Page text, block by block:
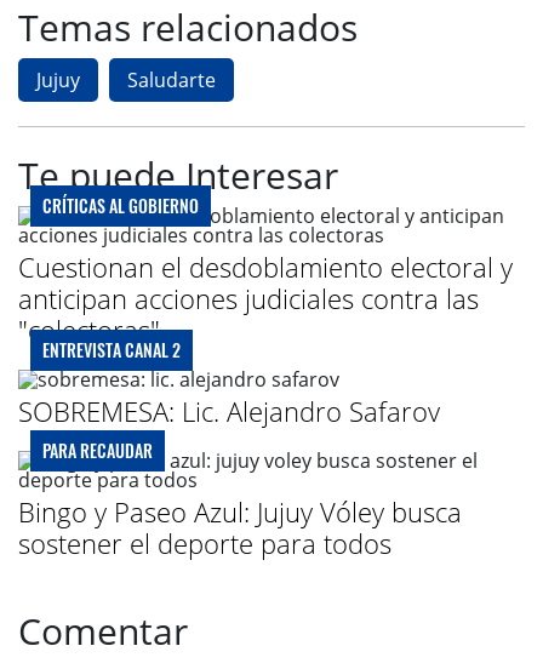
Temas relacionados
Jujuy Saludarte
Te puede Interesar
CRÍTICAS AL GOBIERNO
Cuestionan el desdoblamiento electoral y
anticipan acciones judiciales contra las
"colectoras"
ENTREVISTA CANAL 2
SOBREMESA: Lic. Alejandro Safarov
PARA RECAUDAR
Bingo y Paseo Azul: Jujuy Vóley busca
sostener el deporte para todos
Comentar